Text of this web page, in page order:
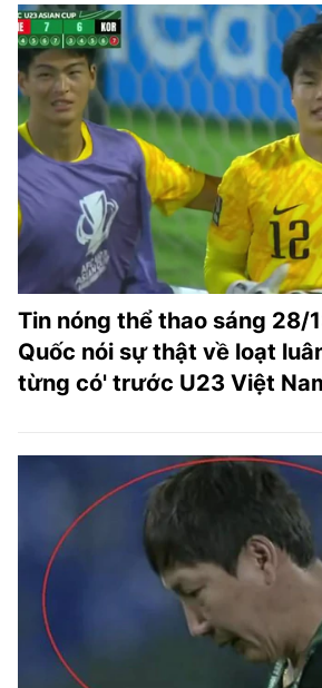
Tin nóng thể thao sáng 28/
Quốc nói sự thật về loạt
từng có' trước U23 Việt